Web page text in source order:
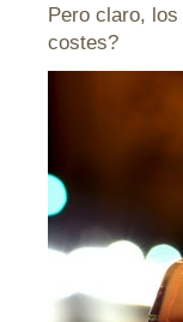
Pero claro, los
costes?